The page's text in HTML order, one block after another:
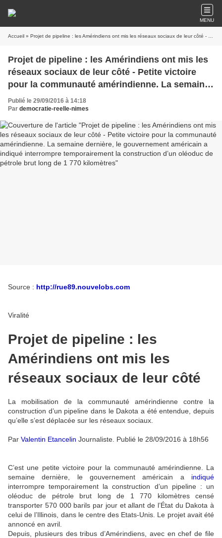
MENU
Accueil » Projet de pipeline : les Amérindiens ont mis les réseaux sociaux de leur côté - Petite victoire pour la communauté amérindienne. La semaine dernière, le gouvernement américain a indiqué interrompre temporairement la construction d’un oléoduc de pétrole brut long de 1 770 kilomètres
Projet de pipeline : les Amérindiens ont mis les
réseaux sociaux de leur côté - Petite victoire
pour la communauté amérindienne. La semaine
dernière, le gouvernement américain a indiqué
interrompre temporairement la construction
d’un oléoduc de pétrole brut long de 1 770
kilomètres
Publié le 29/09/2016 à 14:18
Par democratie-reelle-nimes
Source : http://rue89.nouvelobs.com
Viralité
Projet de pipeline : les
Amérindiens ont mis les
réseaux sociaux de leur côté
La mobilisation de la communauté amérindienne contre la
construction d’un pipeline dans le Dakota a été entendue, depuis
qu’elle s’est déplacée sur les réseaux sociaux.
Par Valentin Etancelin Journaliste Publié le 28/09/2016 à 18h56
C’est une petite victoire pour la communauté amérindienne. La
semaine dernière, le gouvernement américain a indiqué
interrompre temporairement la construction d’un pipeline : un
oléoduc de pétrole brut long de 1 770 kilomètres censé
transporter 570 000 barils par jour et allant de l’État du Dakota à
celui de l’Illinois, dans le centre des Etats-Unis. Le projet avait été
annoncé en avril.
Depuis, plusieurs des tribus d’Amérindiens, avec en chef de file